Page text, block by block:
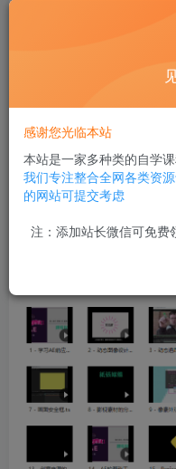
感谢您光临本站
本站是一家多种类的自学
我们专注整合全网各类资
的网站可提交考虑
注：添加站长微信可免费